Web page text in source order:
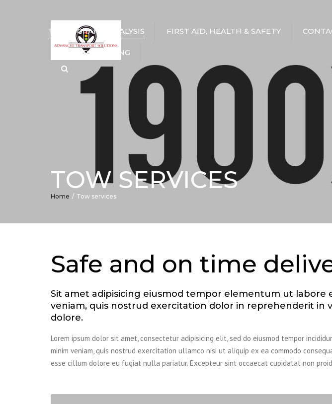
TACHOGRAPH ANALYSIS FIRST AID, HEALTH & SAFETY
DRIVER TRAINING
TOW SERVICES
Home Tow services
Safe and on time
Sit amet adipisicing eiusmod tempor elementum ut labore
veniam, quis nostrud exercitation dolor in reprehenderit in
dolore.
Lorem ipsum dolor sit amet, consectetur adipisicing elit, sed do eiusmod tempor
minim veniam, quis nostrud exercitation ullamco nisi ut aliquip ex ea commodo
esse cillum dolore eu fugiat nulla pariatur. Excepteur sint occaecat cupidatat non